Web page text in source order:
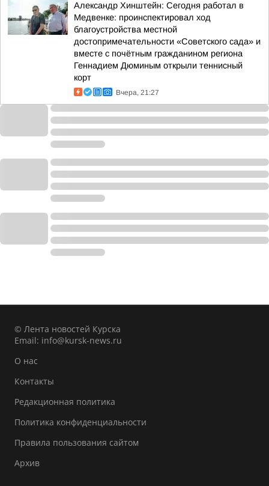
Александр Хинштейн: Сегодня работал в
Медвенке: проинспектировал ход
благоустройства местной
достопримечательности «Советского сада» и
вместе с почётным гражданином региона
Геннадием Дюминым открыли теннисный
корт
Вчера, 21:27
© Лента новостей Курска
Email: info@kursk-news.ru
О нас
Контакты
Редакционная политика
Политика конфиденциальности
Правила пользования сайтом
Архив